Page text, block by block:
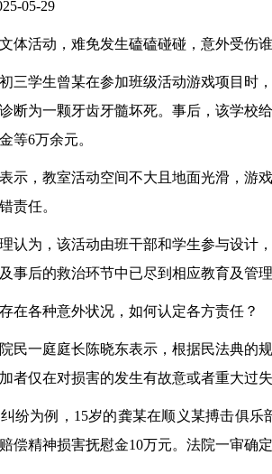
05-29
活动，难免发生磕磕碰碰，意外受伤谁
学生曾某在参加班级活动游戏项目时，
断为一颗牙齿牙髓坏死。事后，该学校
等6万余元。
，教室活动空间不大且地面光滑，游戏
责任。
为，该活动由班干部和学生参与设计，
事后的救治环节中已尽到相应教育及管
各种意外状况，如何认定各方责任？
一庭庭长陈晓东表示，根据民法典的规
者仅在对损害的发生有故意或者重大过
为例，15岁的龚某在顺义某搏击俱乐
偿精神损害抚慰金10万元。法院一审确